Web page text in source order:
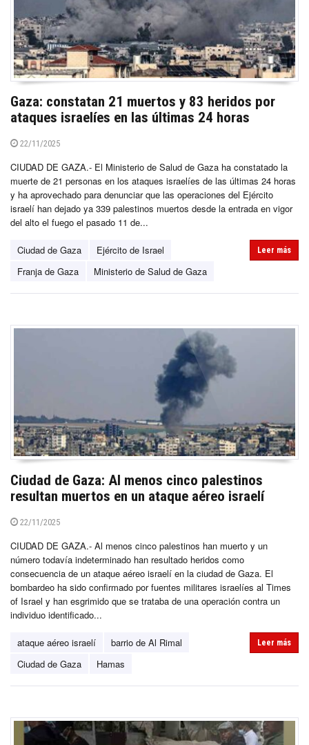
Gaza: constatan 21 muertos y 83 heridos por
ataques israelíes en las últimas 24 horas
22/11/2025
CIUDAD DE GAZA.- El Ministerio de Salud de Gaza ha constatado la
muerte de 21 personas en los ataques israelíes de las últimas 24 horas
y ha aprovechado para denunciar que las operaciones del Ejército
israelí han dejado ya 339 palestinos muertos desde la entrada en vigor
del alto el fuego el pasado 11 de...
Ciudad de Gaza
Ejército de Israel
Franja de Gaza
Ministerio de Salud de Gaza
Leer más
Ciudad de Gaza: Al menos cinco palestinos
resultan muertos en un ataque aéreo israelí
22/11/2025
CIUDAD DE GAZA.- Al menos cinco palestinos han muerto y un
número todavía indeterminado han resultado heridos como
consecuencia de un ataque aéreo israelí en la ciudad de Gaza. El
bombardeo ha sido confirmado por fuentes militares israelíes al Times
of Israel y han esgrimido que se trataba de una operación contra un
individuo identificado...
ataque aéreo israelí
barrio de Al Rimal
Ciudad de Gaza
Hamas
Leer más